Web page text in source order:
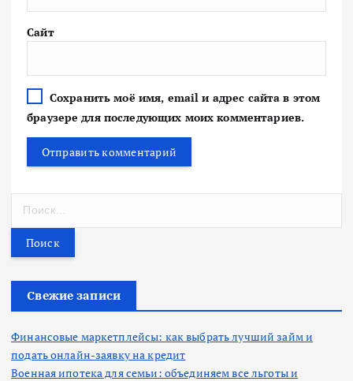
Сайт
Сохранить моё имя, email и адрес сайта в этом
браузере для последующих моих комментариев.
т
Свежие записи
Финансовые маркетплейсы: как выбрать лучший займ и
подать онлайн-заявку на кредит
Военная ипотека для семьи: объединяем все льготы и